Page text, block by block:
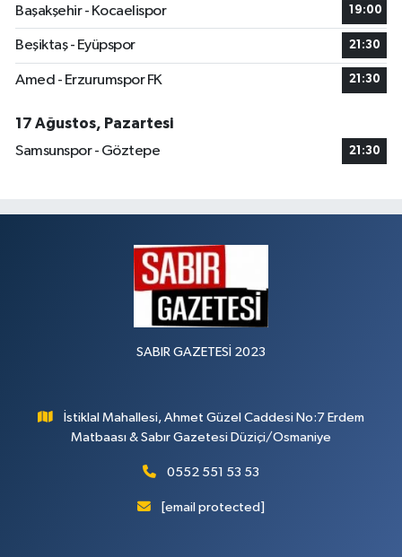
Başakşehir - Kocaelispor
19:00
Beşiktaş - Eyüpspor 21:30
Amed - Erzurumspor FK 21:30
17 Ağustos, Pazartesi
Samsunspor - Göztepe
21:30
SABIR GAZETESİ 2023
İstiklal Mahallesi, Ahmet Güzel Caddesi No:7 Erdem
Matbaası & Sabır Gazetesi Düziçi/Osmaniye
0552 551 53 53
[email protected]